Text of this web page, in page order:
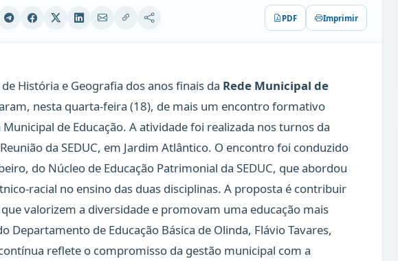
PDF Imprimir
História e Geografia dos anos finais da Rede Municipal de
nesta quarta-feira (18), de mais um encontro formativo
de Educação. A atividade foi realizada nos turnos da
da SEDUC, em Jardim Atlântico. O encontro foi conduzido
do Núcleo de Educação Patrimonial da SEDUC, que abordou
racial no ensino das duas disciplinas. A proposta é contribuir
valorizem a diversidade e promovam uma educação mais
Departamento de Educação Básica de Olinda, Flávio Tavares,
reflete o compromisso da gestão municipal com a